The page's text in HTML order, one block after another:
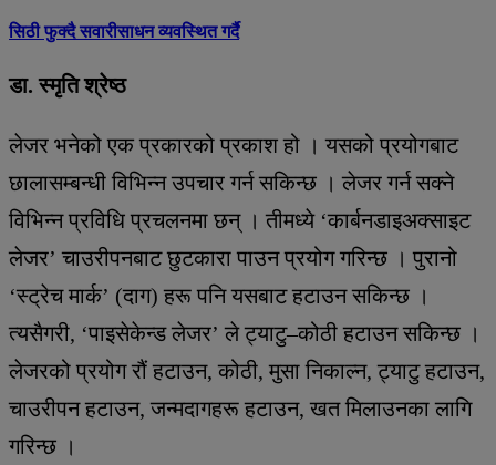
सिठी फुक्दै सवारीसाधन व्यवस्थित गर्दै
डा. स्मृति श्रेष्ठ
लेजर भनेको एक प्रकारको प्रकाश हो । यसको प्रयोगबाट
छालासम्बन्धी विभिन्न उपचार गर्न सकिन्छ । लेजर गर्न सक्ने
विभिन्न प्रविधि प्रचलनमा छन् । तीमध्ये ‘कार्बनडाइअक्साइट
लेजर’ चाउरीपनबाट छुटकारा पाउन प्रयोग गरिन्छ । पुरानो
‘स्ट्रेच मार्क’ (दाग) हरू पनि यसबाट हटाउन सकिन्छ ।
त्यसैगरी, ‘पाइसेकेन्ड लेजर’ ले ट्याटु–कोठी हटाउन सकिन्छ ।
लेजरको प्रयोग रौं हटाउन, कोठी, मुसा निकाल्न, ट्याटु हटाउन,
चाउरीपन हटाउन, जन्मदागहरू हटाउन, खत मिलाउनका लागि
गरिन्छ ।